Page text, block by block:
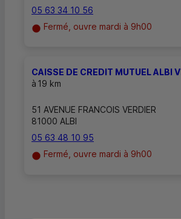
05 63 34 10 56
Fermé, ouvre mardi à 9h00
CAISSE DE CREDIT MUTUEL ALBI
à 19 km
51 AVENUE FRANCOIS VERDIER
81000 ALBI
05 63 48 10 95
Fermé, ouvre mardi à 9h00